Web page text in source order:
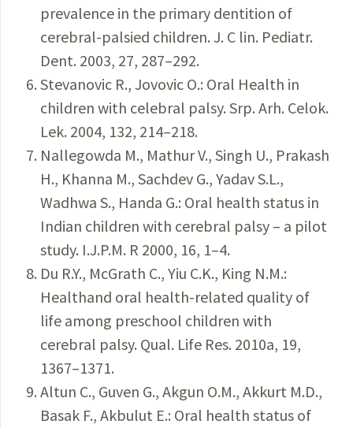
prevalence in the primary dentition of
cerebral-palsied children. J. C lin. Pediatr.
Dent. 2003, 27, 287–292.
Stevanovic R., Jovovic O.: Oral Health in
children with celebral palsy. Srp. Arh. Celok.
Lek. 2004, 132, 214–218.
Nallegowda M., Mathur V., Singh U., Prakash
H., Khanna M., Sachdev G., Yadav S.L.,
Wadhwa S., Handa G.: Oral health status in
Indian children with cerebral palsy – a pilot
study. I.J.P.M. R 2000, 16, 1–4.
Du R.Y., McGrath C., Yiu C.K., King N.M.:
Healthand oral health-related quality of
life among preschool children with
cerebral palsy. Qual. Life Res. 2010a, 19,
1367–1371.
Altun C., Guven G., Akgun O.M., Akkurt M.D.,
Basak F., Akbulut E.: Oral health status of